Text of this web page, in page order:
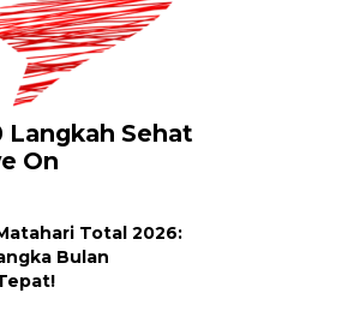
Langkah Sehat
On
Total 2026:
Bulan